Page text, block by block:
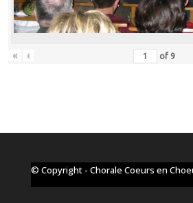
« ‹ of 9
© Copyright - Chorale Coeurs en